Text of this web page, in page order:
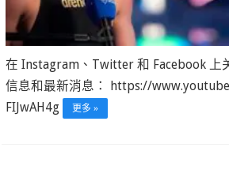
在 Instagram、Twitter 和 Facebook 上
信息和最新消息： https://
FIJwAH4g
更多 »